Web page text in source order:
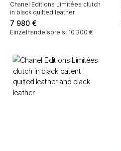
Chanel Editions Limitées clutch
in black quilted leather
7 980 €
Einzelhandelspreis: 10 300 €